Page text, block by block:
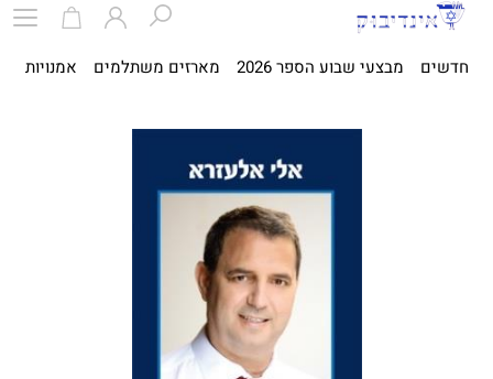
חדשים מבצעי שבוע הספר 2026 מארזים משתלמים אמנויות